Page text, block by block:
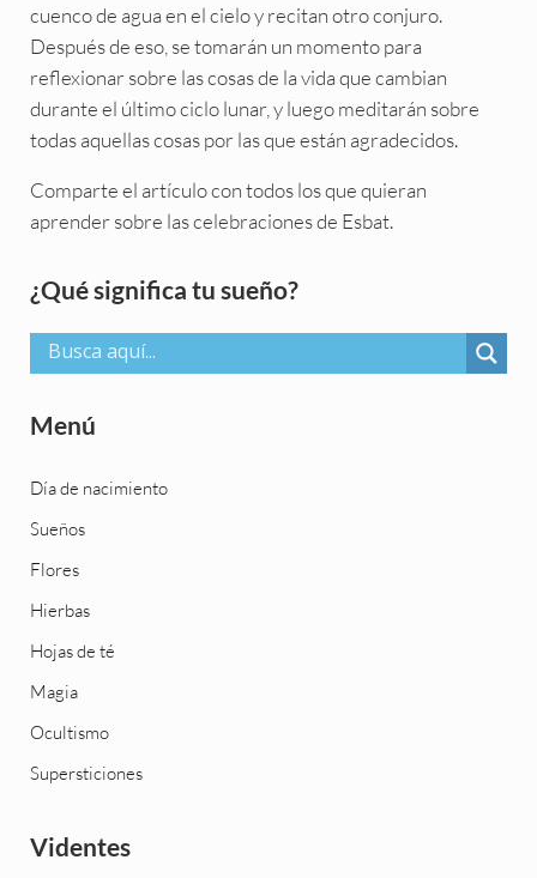
cuenco de agua en el cielo y recitan otro conjuro.
Después de eso, se tomarán un momento para
reflexionar sobre las cosas de la vida que cambian
durante el último ciclo lunar, y luego meditarán sobre
todas aquellas cosas por las que están agradecidos.
Comparte el artículo con todos los que quieran
aprender sobre las celebraciones de Esbat.
Sidebar
¿Qué significa tu sueño?
Menú
Día de nacimiento
Sueños
Flores
Hierbas
Hojas de té
Magia
Ocultismo
Supersticiones
Videntes